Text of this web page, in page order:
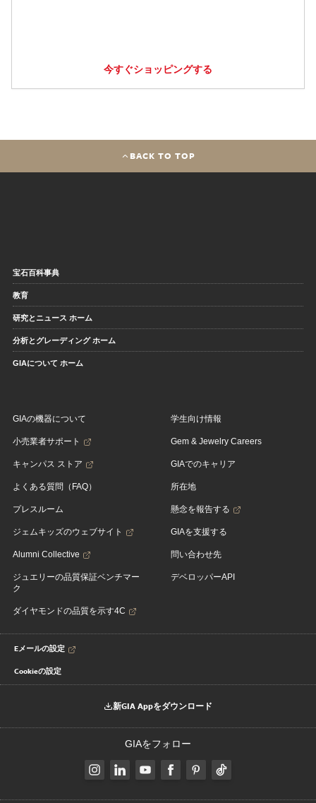
今すぐショッピングする
BACK TO TOP
宝石百科事典
教育
研究とニュース ホーム
分析とグレーディング ホーム
GIAについて ホーム
GIAの機器について
小売業者サポート
キャンパス ストア
よくある質問（FAQ）
プレスルーム
ジェムキッズのウェブサイト
Alumni Collective
ジュエリーの品質保証ベンチマー
ク
ダイヤモンドの品質を示す4C
学生向け情報
Gem & Jewelry Careers
GIAでのキャリア
所在地
懸念を報告する
GIAを支援する
問い合わせ先
デベロッパーAPI
Eメールの設定
Cookieの設定
新GIA Appをダウンロード
GIAをフォロー